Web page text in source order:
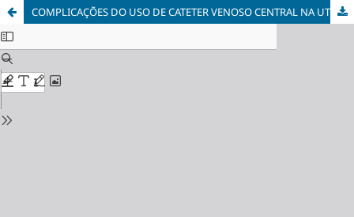
COMPLICAÇÕES DO USO DE CATETER VENOSO CENTRAL NA UTI: UMA REVISÃO DE LITERATURA